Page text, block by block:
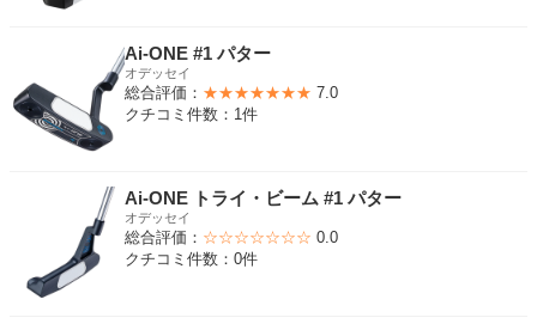
Ai-ONE #1 パター
オデッセイ
総合評価： ★★★★★★★ 7.0
クチコミ件数：1件
Ai-ONE トライ・ビーム #1 パター
オデッセイ
総合評価： ☆☆☆☆☆☆☆ 0.0
クチコミ件数：0件